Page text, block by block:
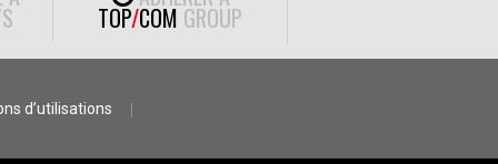
TOP/COM GROUP
d’utilisations